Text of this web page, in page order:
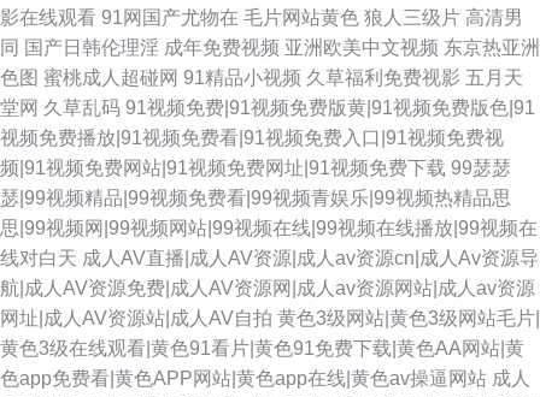
影在线观看 91网国产尤物在 毛片网站黄色 狼人三级片 高清男
同 国产日韩伦理淫 成年免费视频 亚洲欧美中文视频 东京热亚洲
色图 蜜桃成人超碰网 91精品小视频 久草福利免费视影 五月天
堂网 久草乱码 91视频免费|91视频免费版黄|91视频免费版色|91
视频免费播放|91视频免费看|91视频免费入口|91视频免费视
频|91视频免费网站|91视频免费网址|91视频免费下载 99瑟瑟
瑟|99视频精品|99视频免费看|99视频青娱乐|99视频热精品思
思|99视频网|99视频网站|99视频在线|99视频在线播放|99视频在
线对白天 成人AV直播|成人AV资源|成人av资源cn|成人Av资源导
航|成人AV资源免费|成人AV资源网|成人av资源网站|成人av资源
网址|成人AV资源站|成人AV自拍 黄色3级网站|黄色3级网站毛片|
黄色3级在线观看|黄色91看片|黄色91免费下载|黄色AA网站|黄
色app免费看|黄色APP网站|黄色app在线|黄色av操逼网站 成人